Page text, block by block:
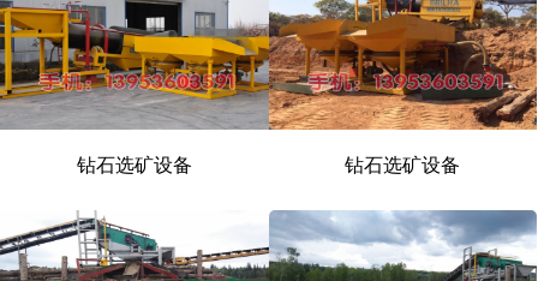
钻石选矿设备 钻石选矿设备